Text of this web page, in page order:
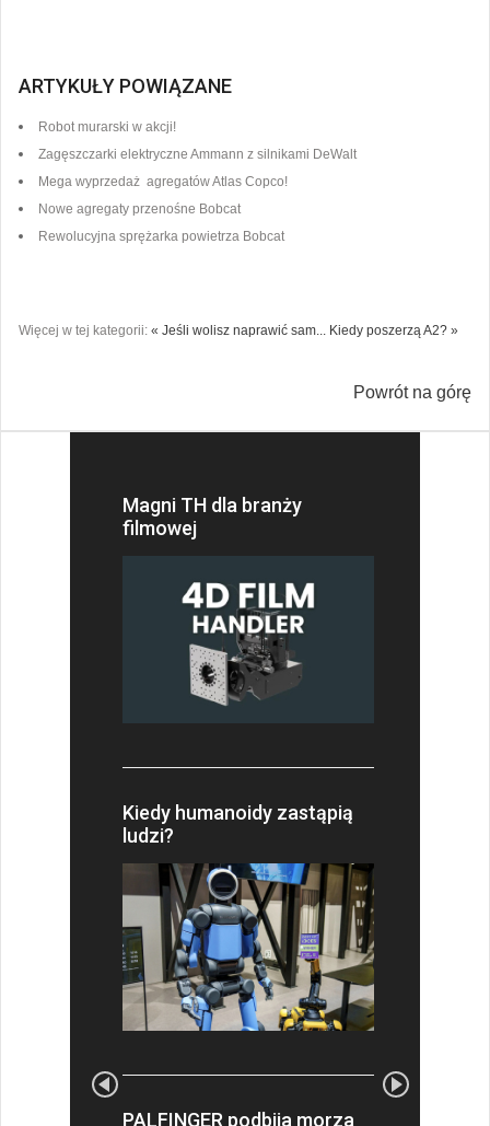
ARTYKUŁY POWIĄZANE
Robot murarski w akcji!
Zagęszczarki elektryczne Ammann z silnikami DeWalt
Mega wyprzedaż agregatów Atlas Copco!
Nowe agregaty przenośne Bobcat
Rewolucyjna sprężarka powietrza Bobcat
Więcej w tej kategorii: « Jeśli wolisz naprawić sam... Kiedy poszerzą A2? »
Powrót na górę
Magni TH dla branży
filmowej
Kiedy humanoidy zastąpią
ludzi?
PALFINGER podbija morza